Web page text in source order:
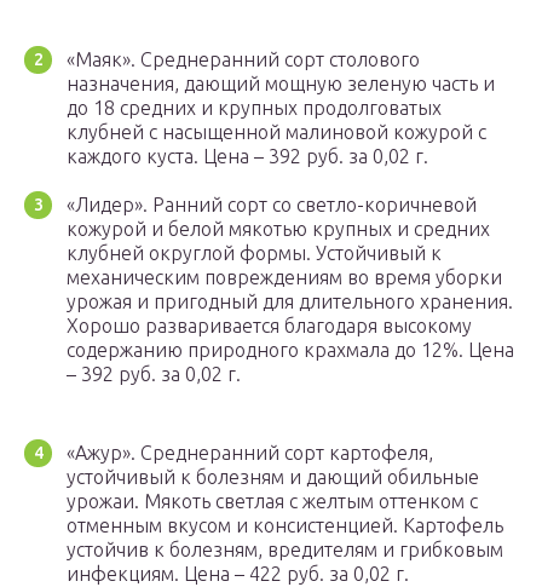
«Маяк». Среднеранний сорт столового
назначения, дающий мощную зеленую часть и
до 18 средних и крупных продолговатых
клубней с насыщенной малиновой кожурой с
каждого куста. Цена – 392 руб. за 0,02 г.
«Лидер». Ранний сорт со светло-коричневой
кожурой и белой мякотью крупных и средних
клубней округлой формы. Устойчивый к
механическим повреждениям во время уборки
урожая и пригодный для длительного хранения.
Хорошо разваривается благодаря высокому
содержанию природного крахмала до 12%. Цена
– 392 руб. за 0,02 г.
«Ажур». Среднеранний сорт картофеля,
устойчивый к болезням и дающий обильные
урожаи. Мякоть светлая с желтым оттенком с
отменным вкусом и консистенцией. Картофель
устойчив к болезням, вредителям и грибковым
инфекциям. Цена – 422 руб. за 0,02 г.